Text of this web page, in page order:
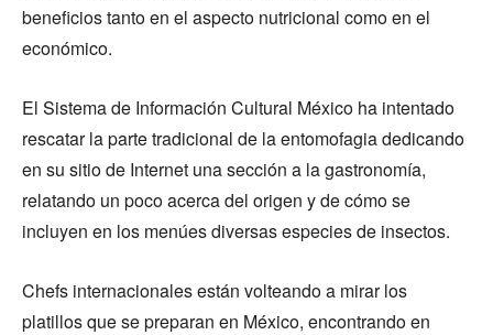
beneficios tanto en el aspecto nutricional como en el
económico.
El Sistema de Información Cultural México ha intentado
rescatar la parte tradicional de la entomofagia dedicando
en su sitio de Internet una sección a la gastronomía,
relatando un poco acerca del origen y de cómo se
incluyen en los menúes diversas especies de insectos.
Chefs internacionales están volteando a mirar los
platillos que se preparan en México, encontrando en